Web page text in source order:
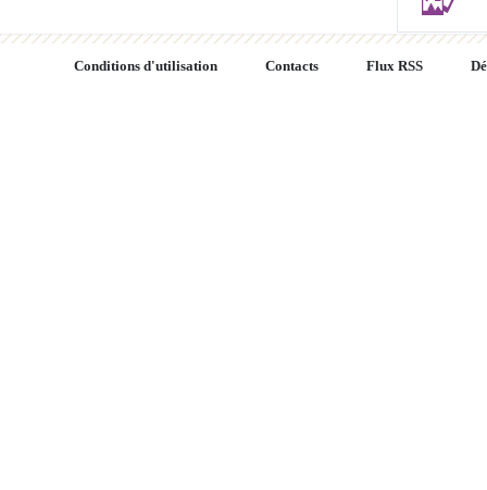
Conditions d'utilisation Contacts Flux RSS